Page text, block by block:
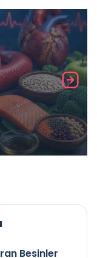
Besinler